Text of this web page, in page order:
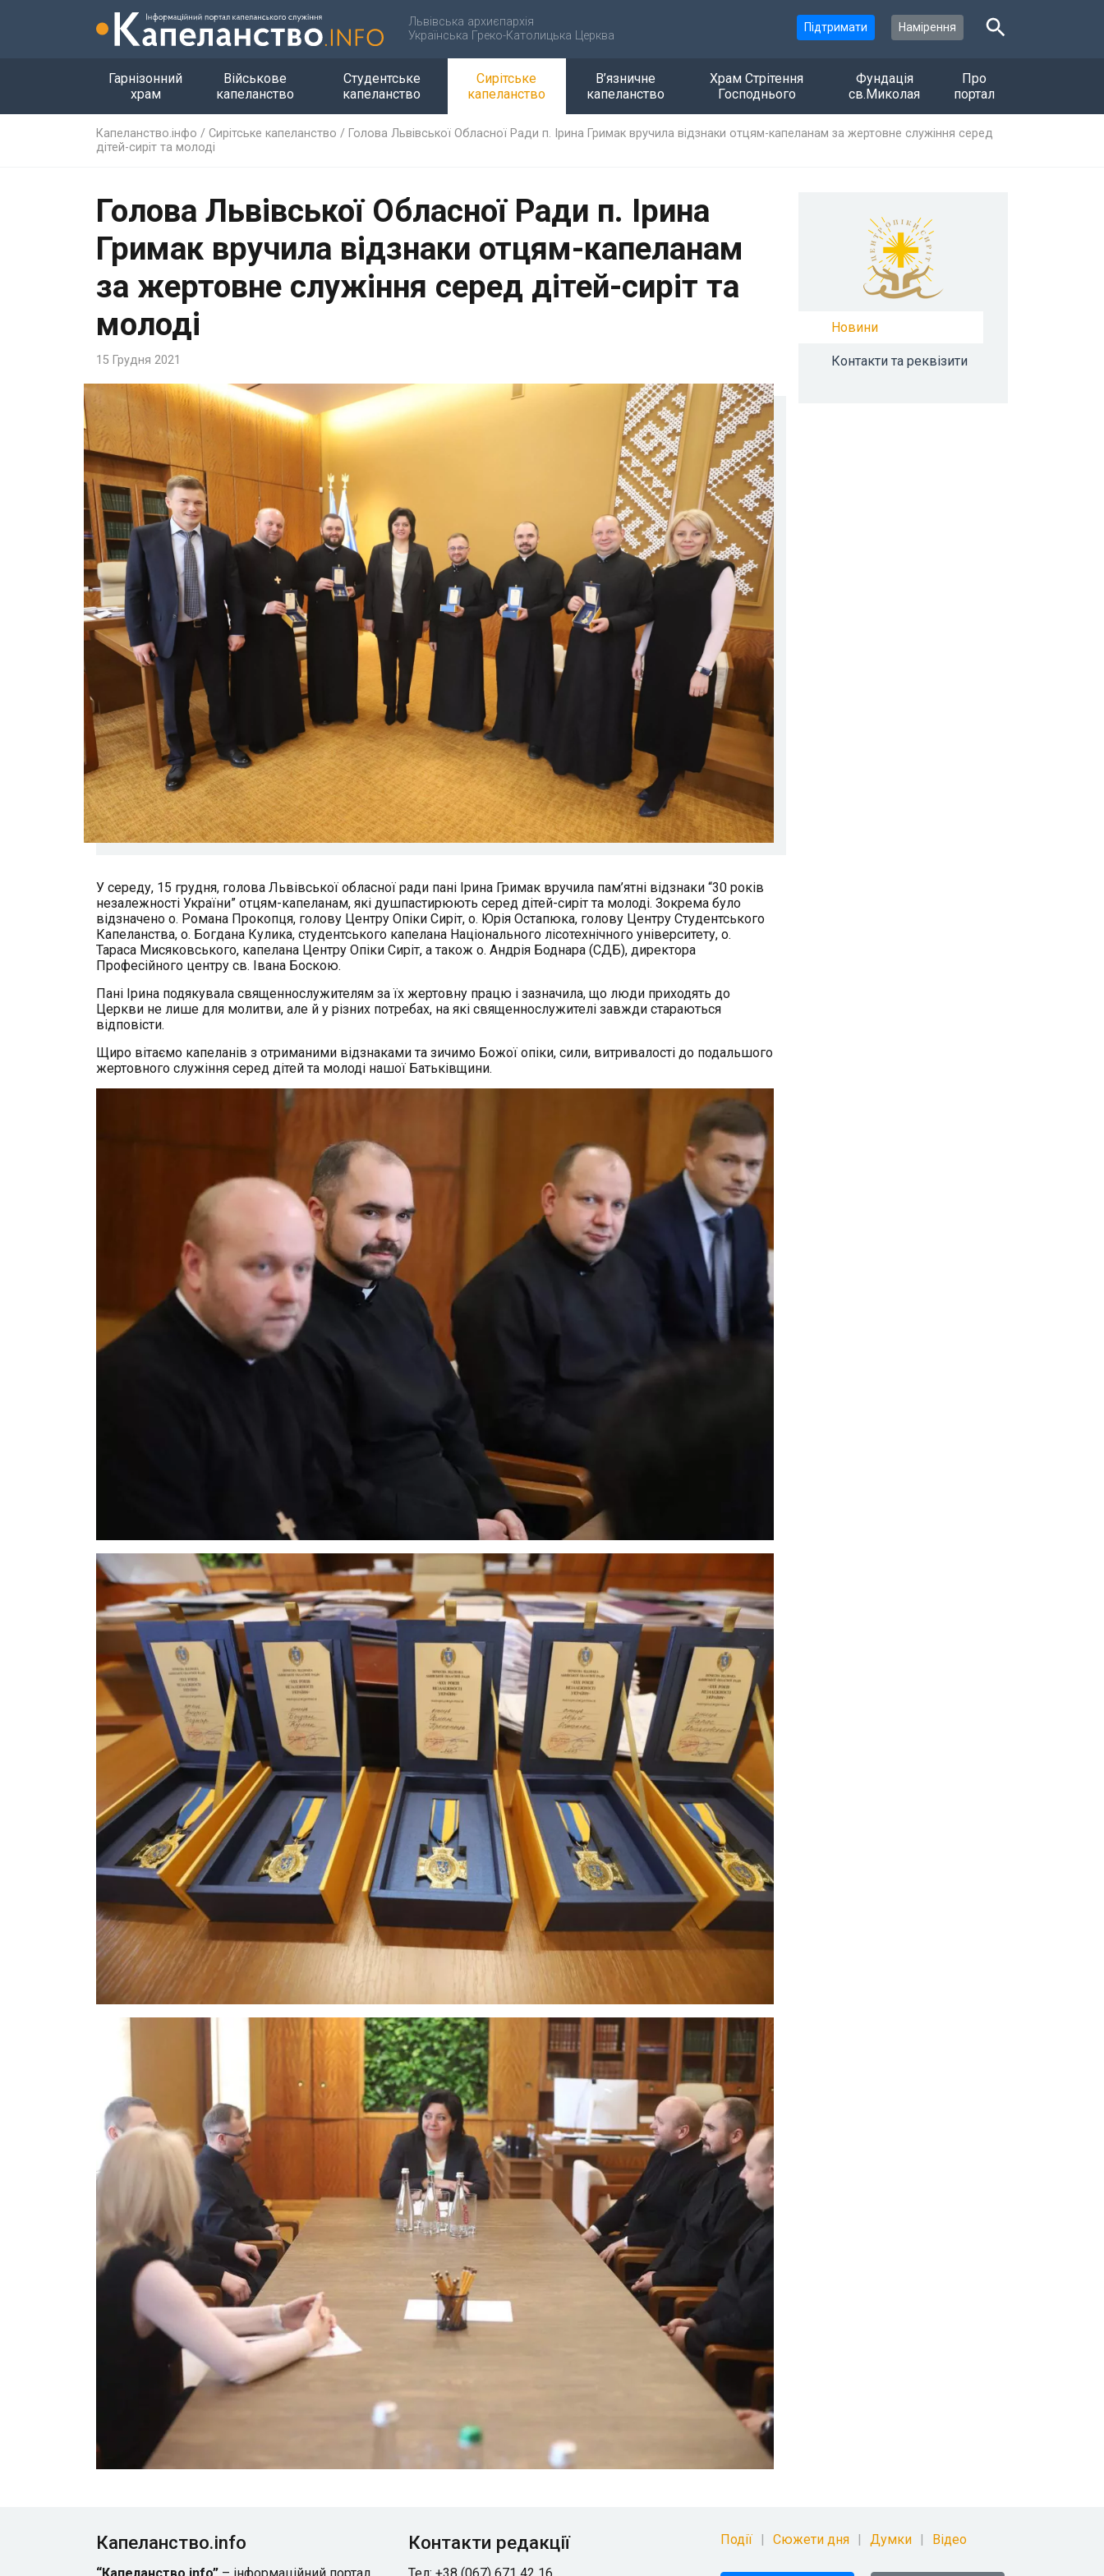
Львівська архиєпархія
Українська Греко-Католицька Церква
Підтримати Намірення
Гарнізонний
храм
Військове
капеланство
Студентське
капеланство
Сирітське
капеланство
В’язничне
капеланство
Храм Стрітення
Господнього
Фундація
св.Миколая
Про
портал
Капеланство.інфо / Сирітське капеланство / Голова Львівської Обласної Ради п. Ірина Гримак вручила відзнаки отцям-капеланам за жертовне служіння серед
дітей-сиріт та молоді
Голова Львівської Обласної Ради п. Ірина
Гримак вручила відзнаки отцям-капеланам
за жертовне служіння серед дітей-сиріт та
молоді
15 Грудня 2021
У середу, 15 грудня, голова Львівської обласної ради пані Ірина Гримак вручила пам’ятні відзнаки “30 років
незалежності України” отцям-капеланам, які душпастирюють серед дітей-сиріт та молоді. Зокрема було
відзначено о. Романа Прокопця, голову Центру Опіки Сиріт, о. Юрія Остапюка, голову Центру Студентського
Капеланства, о. Богдана Кулика, студентського капелана Національного лісотехнічного університету, о.
Тараса Мисяковського, капелана Центру Опіки Сиріт, а також о. Андрія Боднара (СДБ), директора
Професійного центру св. Івана Боскою.
Пані Ірина подякувала священнослужителям за їх жертовну працю і зазначила, що люди приходять до
Церкви не лише для молитви, але й у різних потребах, на які священнослужителі завжди стараються
відповісти.
Щиро вітаємо капеланів з отриманими відзнаками та зичимо Божої опіки, сили, витривалості до подальшого
жертовного служіння серед дітей та молоді нашої Батьківщини.
Новини
Контакти та реквізити
Капеланство.info
“Капеланство.info” – інформаційний портал
Контакти редакції
Тел: +38 (067) 671 42 16
Події Сюжети дня Думки Відео